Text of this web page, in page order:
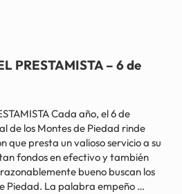
– Último día laborable del año
PRESTAMISTA – 6 de
Cada año, el 6 de
de los Montes de Piedad rinde
que presta un valioso servicio a su
fondos en efectivo y también
bueno buscan los
Piedad. La palabra empeño …